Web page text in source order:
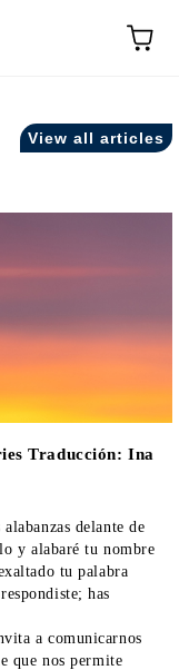
View all articles
Traducción: Ina
delante de
y alabaré tu nombre
tu palabra
has
a comunicarnos
que nos permite